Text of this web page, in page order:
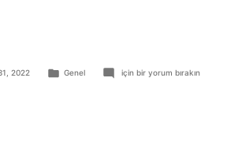
2022 Genel için bir yorum bırakın